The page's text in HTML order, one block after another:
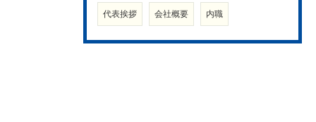
代表挨拶 会社概要 内職